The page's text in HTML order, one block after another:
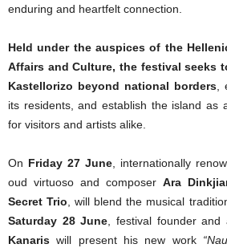
enduring and heartfelt connection.
Held under the auspices of the
Affairs and Culture, the festival seeks
Kastellorizo beyond national borders,
its residents, and establish the island as
for visitors and artists alike.
On Friday 27 June , internationally
oud virtuoso and composer Ara
Secret Trio , will blend the musical
Saturday 28 June , festival founder and
Kanaris will present his new work